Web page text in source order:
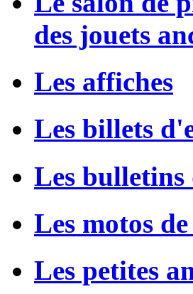
des jouets
Les affiches
Les billets
Les
Les motos
Les petites